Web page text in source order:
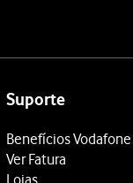
Suporte
Benefícios Vodafone
Ver Fatura
Lojas